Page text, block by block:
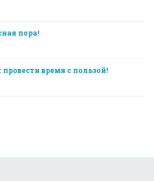
пора!
время с пользой!